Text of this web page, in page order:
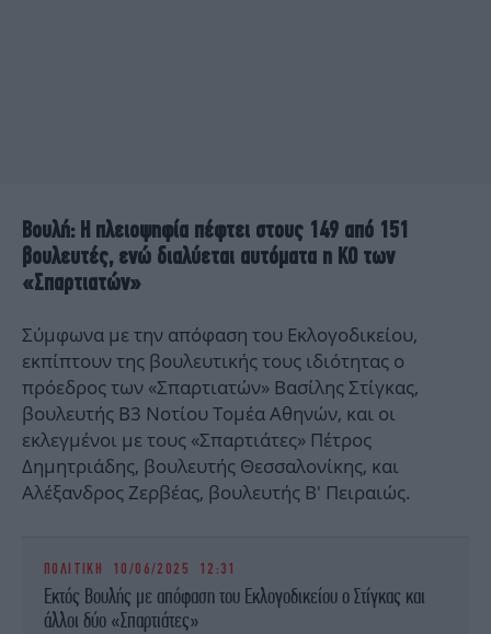
Βουλή: Η πλειοψηφία πέφτει στους 149 από 151
βουλευτές, ενώ διαλύεται αυτόματα η ΚΟ των
«Σπαρτιατών»
Σύμφωνα με την απόφαση του Εκλογοδικείου,
εκπίπτουν της βουλευτικής τους ιδιότητας ο
πρόεδρος των «Σπαρτιατών» Βασίλης Στίγκας,
βουλευτής Β3 Νοτίου Τομέα Αθηνών, και οι
εκλεγμένοι με τους «Σπαρτιάτες» Πέτρος
Δημητριάδης, βουλευτής Θεσσαλονίκης, και
Αλέξανδρος Ζερβέας, βουλευτής Β' Πειραιώς.
ΠΟΛΙΤΙΚΗ 10/06/2025 12:31
Εκτός Βουλής με απόφαση του Εκλογοδικείου ο Στίγκας και
άλλοι δύο «Σπαρτιάτες»